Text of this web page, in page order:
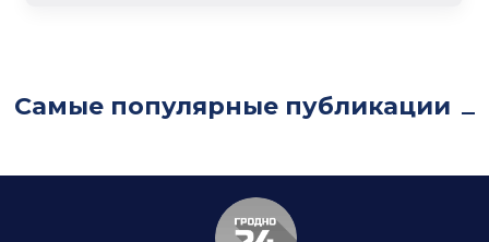
Самые популярные публикации